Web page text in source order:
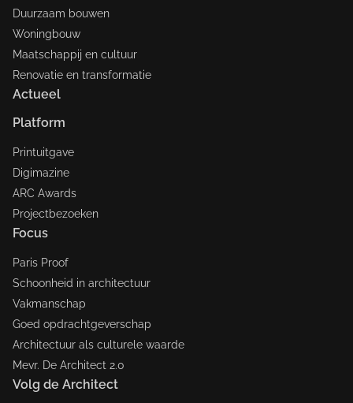
Duurzaam bouwen
Woningbouw
Maatschappij en cultuur
Renovatie en transformatie
Actueel
Platform
Printuitgave
Digimazine
ARC Awards
Projectbezoeken
Focus
Paris Proof
Schoonheid in architectuur
Vakmanschap
Goed opdrachtgeverschap
Architectuur als culturele waarde
Mevr. De Architect 2.0
Volg de Architect